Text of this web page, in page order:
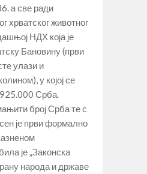
а све ради
хрватског животног
НДХ која је
Бановину (први
улази и
у којој се
Срба.
број Срба те с
је први формално
је „Законска
народа и државе